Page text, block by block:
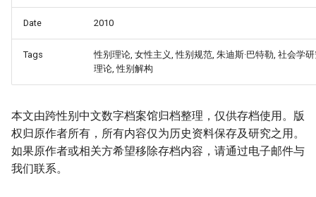
Date 2010
Tags
性别理论, 女性主义, 性别规范, 朱迪斯·巴特勒, 社会学
理论, 性别解构
本文由跨性别中文数字档案馆归档整理，仅供存档使用。版
权归原作者所有，所有内容仅为历史资料保存及研究之用。
如果原作者或相关方希望移除存档内容，请通过电子邮件与
我们联系。